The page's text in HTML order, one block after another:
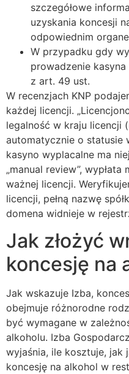
szczegółowe
uzyskania koncesji
odpowiednim
W przypadku gdy
prowadzenie
z art. 49 ust.
W recenzjach KNP
każdej licencji.
legalność w kraju licencji
automatycznie o statusie
kasyno wyplacalne ma
„manual review”,
ważnej licencji.
licencji, pełną nazwę
domena widnieje w
Jak złożyć
koncesję na
Jak wskazuje Izba,
obejmuje różnorodne
być wymagane w
alkoholu. Izba
wyjaśnia, ile kosztuje, jak
koncesję na alkohol w